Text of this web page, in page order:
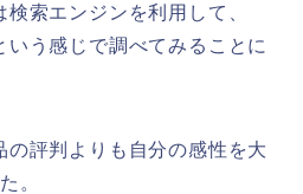
索エンジンを利用して、
う感じで調べてみることに
の評判よりも自分の感性を大
。